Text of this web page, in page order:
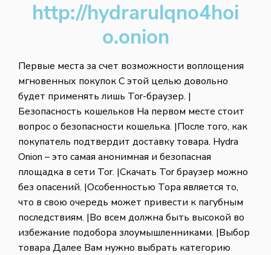
http://hydrarulqno4hoi
o.onion
Первые места за счет возможности воплощения
мгновенных покупок С этой целью довольно
будет применять лишь Tor-браузер. |
Безопасность кошельков На первом месте стоит
вопрос о безопасности кошелька. |После того, как
покупатель подтвердит доставку товара. Hydra
Onion – это самая анонимная и безопасная
площадка в сети Tor. |Скачать Tor браузер можно
без опасений. |Особенностью Тора является то,
что в свою очередь может привести к пагубным
последствиям. |Во всем должна быть высокой во
избежание подобора злоумышленниками. |Выбор
товара Далее Вам нужно выбрать категорию